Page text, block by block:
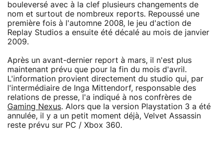
bouleversé avec à la clef plusieurs changements de
nom et surtout de nombreux reports. Repoussé une
première fois à l'automne 2008, le jeu d'action de
Replay Studios a ensuite été décalé au mois de janvier
2009.
Après un avant-dernier report à mars, il n'est plus
maintenant prévu que pour la fin du mois d'avril.
L'information provient directement du studio qui, par
l'intermédiaire de Inga Mittendorf, responsable des
relations de presse, l'a indiqué à nos confrères de
Gaming Nexus. Alors que la version Playstation 3 a été
annulée, il y a un petit moment déjà, Velvet Assassin
reste prévu sur PC / Xbox 360.